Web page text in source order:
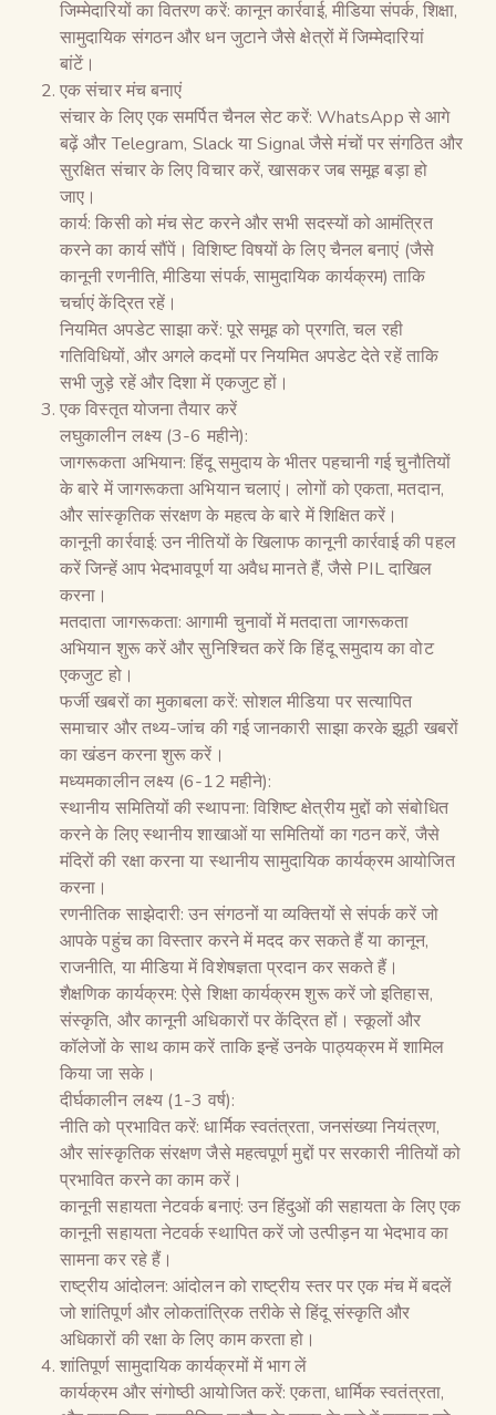
जिम्मेदारियों का वितरण करें: कानून कार्रवाई, मीडिया संपर्क, शिक्षा,
सामुदायिक संगठन और धन जुटाने जैसे क्षेत्रों में जिम्मेदारियां
बांटें।
एक संचार मंच बनाएं
संचार के लिए एक समर्पित चैनल सेट करें: WhatsApp से आगे
बढ़ें और Telegram, Slack या Signal जैसे मंचों पर संगठित और
सुरक्षित संचार के लिए विचार करें, खासकर जब समूह बड़ा हो
जाए।
कार्य: किसी को मंच सेट करने और सभी सदस्यों को आमंत्रित
करने का कार्य सौंपें। विशिष्ट विषयों के लिए चैनल बनाएं (जैसे
कानूनी रणनीति, मीडिया संपर्क, सामुदायिक कार्यक्रम) ताकि
चर्चाएं केंद्रित रहें।
नियमित अपडेट साझा करें: पूरे समूह को प्रगति, चल रही
गतिविधियों, और अगले कदमों पर नियमित अपडेट देते रहें ताकि
सभी जुड़े रहें और दिशा में एकजुट हों।
एक विस्तृत योजना तैयार करें
लघुकालीन लक्ष्य (3-6 महीने):
जागरूकता अभियान: हिंदू समुदाय के भीतर पहचानी गई चुनौतियों
के बारे में जागरूकता अभियान चलाएं। लोगों को एकता, मतदान,
और सांस्कृतिक संरक्षण के महत्व के बारे में शिक्षित करें।
कानूनी कार्रवाई: उन नीतियों के खिलाफ कानूनी कार्रवाई की पहल
करें जिन्हें आप भेदभावपूर्ण या अवैध मानते हैं, जैसे PIL दाखिल
करना।
मतदाता जागरूकता: आगामी चुनावों में मतदाता जागरूकता
अभियान शुरू करें और सुनिश्चित करें कि हिंदू समुदाय का वोट
एकजुट हो।
फर्जी खबरों का मुकाबला करें: सोशल मीडिया पर सत्यापित
समाचार और तथ्य-जांच की गई जानकारी साझा करके झूठी खबरों
का खंडन करना शुरू करें।
मध्यमकालीन लक्ष्य (6-12 महीने):
स्थानीय समितियों की स्थापना: विशिष्ट क्षेत्रीय मुद्दों को संबोधित
करने के लिए स्थानीय शाखाओं या समितियों का गठन करें, जैसे
मंदिरों की रक्षा करना या स्थानीय सामुदायिक कार्यक्रम आयोजित
करना।
रणनीतिक साझेदारी: उन संगठनों या व्यक्तियों से संपर्क करें जो
आपके पहुंच का विस्तार करने में मदद कर सकते हैं या कानून,
राजनीति, या मीडिया में विशेषज्ञता प्रदान कर सकते हैं।
शैक्षणिक कार्यक्रम: ऐसे शिक्षा कार्यक्रम शुरू करें जो इतिहास,
संस्कृति, और कानूनी अधिकारों पर केंद्रित हों। स्कूलों और
कॉलेजों के साथ काम करें ताकि इन्हें उनके पाठ्यक्रम में शामिल
किया जा सके।
दीर्घकालीन लक्ष्य (1-3 वर्ष):
नीति को प्रभावित करें: धार्मिक स्वतंत्रता, जनसंख्या नियंत्रण,
और सांस्कृतिक संरक्षण जैसे महत्वपूर्ण मुद्दों पर सरकारी नीतियों को
प्रभावित करने का काम करें।
कानूनी सहायता नेटवर्क बनाएं: उन हिंदुओं की सहायता के लिए एक
कानूनी सहायता नेटवर्क स्थापित करें जो उत्पीड़न या भेदभाव का
सामना कर रहे हैं।
राष्ट्रीय आंदोलन: आंदोलन को राष्ट्रीय स्तर पर एक मंच में बदलें
जो शांतिपूर्ण और लोकतांत्रिक तरीके से हिंदू संस्कृति और
अधिकारों की रक्षा के लिए काम करता हो।
शांतिपूर्ण सामुदायिक कार्यक्रमों में भाग लें
कार्यक्रम और संगोष्ठी आयोजित करें: एकता, धार्मिक स्वतंत्रता,